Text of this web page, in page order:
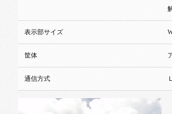
表示部サイズ
筐体
通信方式